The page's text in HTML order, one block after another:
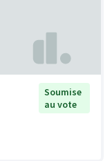
Soumise
au vote